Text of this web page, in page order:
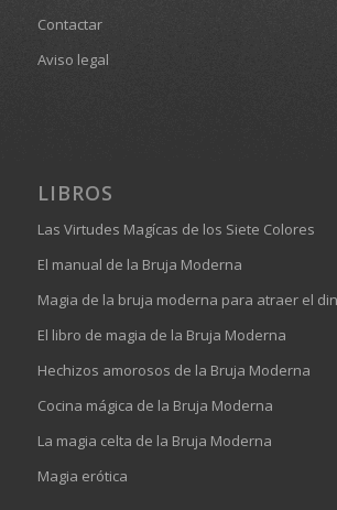
Contactar
Aviso legal
LIBROS
Las Virtudes Magícas de los Siete Colores
El manual de la Bruja Moderna
Magia de la bruja moderna para atraer el
El libro de magia de la Bruja Moderna
Hechizos amorosos de la Bruja Moderna
Cocina mágica de la Bruja Moderna
La magia celta de la Bruja Moderna
Magia erótica